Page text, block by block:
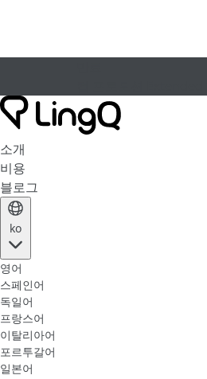
소개
비용
블로그
ko
영어
스페인어
독일어
프랑스어
이탈리아어
포르투갈어
일본어